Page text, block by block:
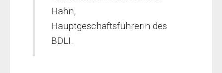
Hahn,
Hauptgeschäftsführerin des
BDLI.